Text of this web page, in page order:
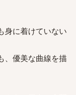
身に着けていない
、優美な曲線を描